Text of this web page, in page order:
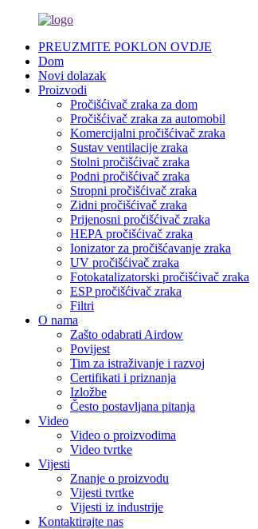
PREUZMITE POKLON OVDJE
Dom
Novi dolazak
Proizvodi
Pročišćivač zraka za dom
Pročišćivač zraka za automobil
Komercijalni pročišćivač zraka
Sustav ventilacije zraka
Stolni pročišćivač zraka
Podni pročišćivač zraka
Stropni pročišćivač zraka
Zidni pročišćivač zraka
Prijenosni pročišćivač zraka
HEPA pročišćivač zraka
Ionizator za pročišćavanje zraka
UV pročišćivač zraka
Fotokatalizatorski pročišćivač zraka
ESP pročišćivač zraka
Filtri
O nama
Zašto odabrati Airdow
Povijest
Tim za istraživanje i razvoj
Certifikati i priznanja
Izložbe
Često postavljana pitanja
Video
Video o proizvodima
Video tvrtke
Vijesti
Znanje o proizvodu
Vijesti tvrtke
Vijesti iz industrije
Kontaktirajte nas